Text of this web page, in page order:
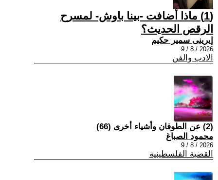
(1) ماذا أضافت -بينا باوش- لمسرح
الرقص الحديث؟
إيرينى سمير حكيم
2026 / 8 / 9
الادب والفن
(2) عن الطوفان وأشياء أخرى (66)
محمود الصباغ
2026 / 8 / 9
القضية الفلسطينية